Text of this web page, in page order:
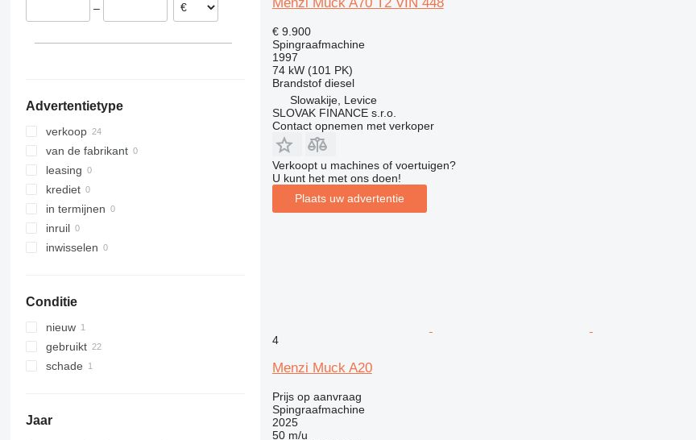
323
324
325
326
329
330
336
340
350
365
374
375
140X LC
245HDLR
8008
8010
8014
8016
8018
8025
8026
8045
8050
8052
8055
G-seriesSlowakije
–
Advertentietype
verkoop
van de fabrikant
leasing
krediet
in termijnen
inruil
inwisselen
Conditie
nieuw
gebruikt
schade
Jaar
€ 9.900
Spingraafmachine
1997
74 kW (101 PK)
Brandstof diesel
Slowakije, Levice
SLOVAK FINANCE s.r.o.
Contact opnemen met verkoper
Verkoopt u machines of voertuigen?
U kunt het met ons doen!
Plaats uw advertentie
4
Menzi Muck A20
Prijs op aanvraag
Spingraafmachine
2025
50 m/u